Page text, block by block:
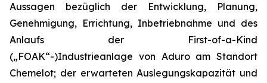
Aussagen bezüglich der Entwicklung, Planung,
Genehmigung, Errichtung, Inbetriebnahme und des
Anlaufs der First-of-a-Kind
(„FOAK“-)Industrieanlage von Aduro am Standort
Chemelot; der erwarteten Auslegungskapazität und